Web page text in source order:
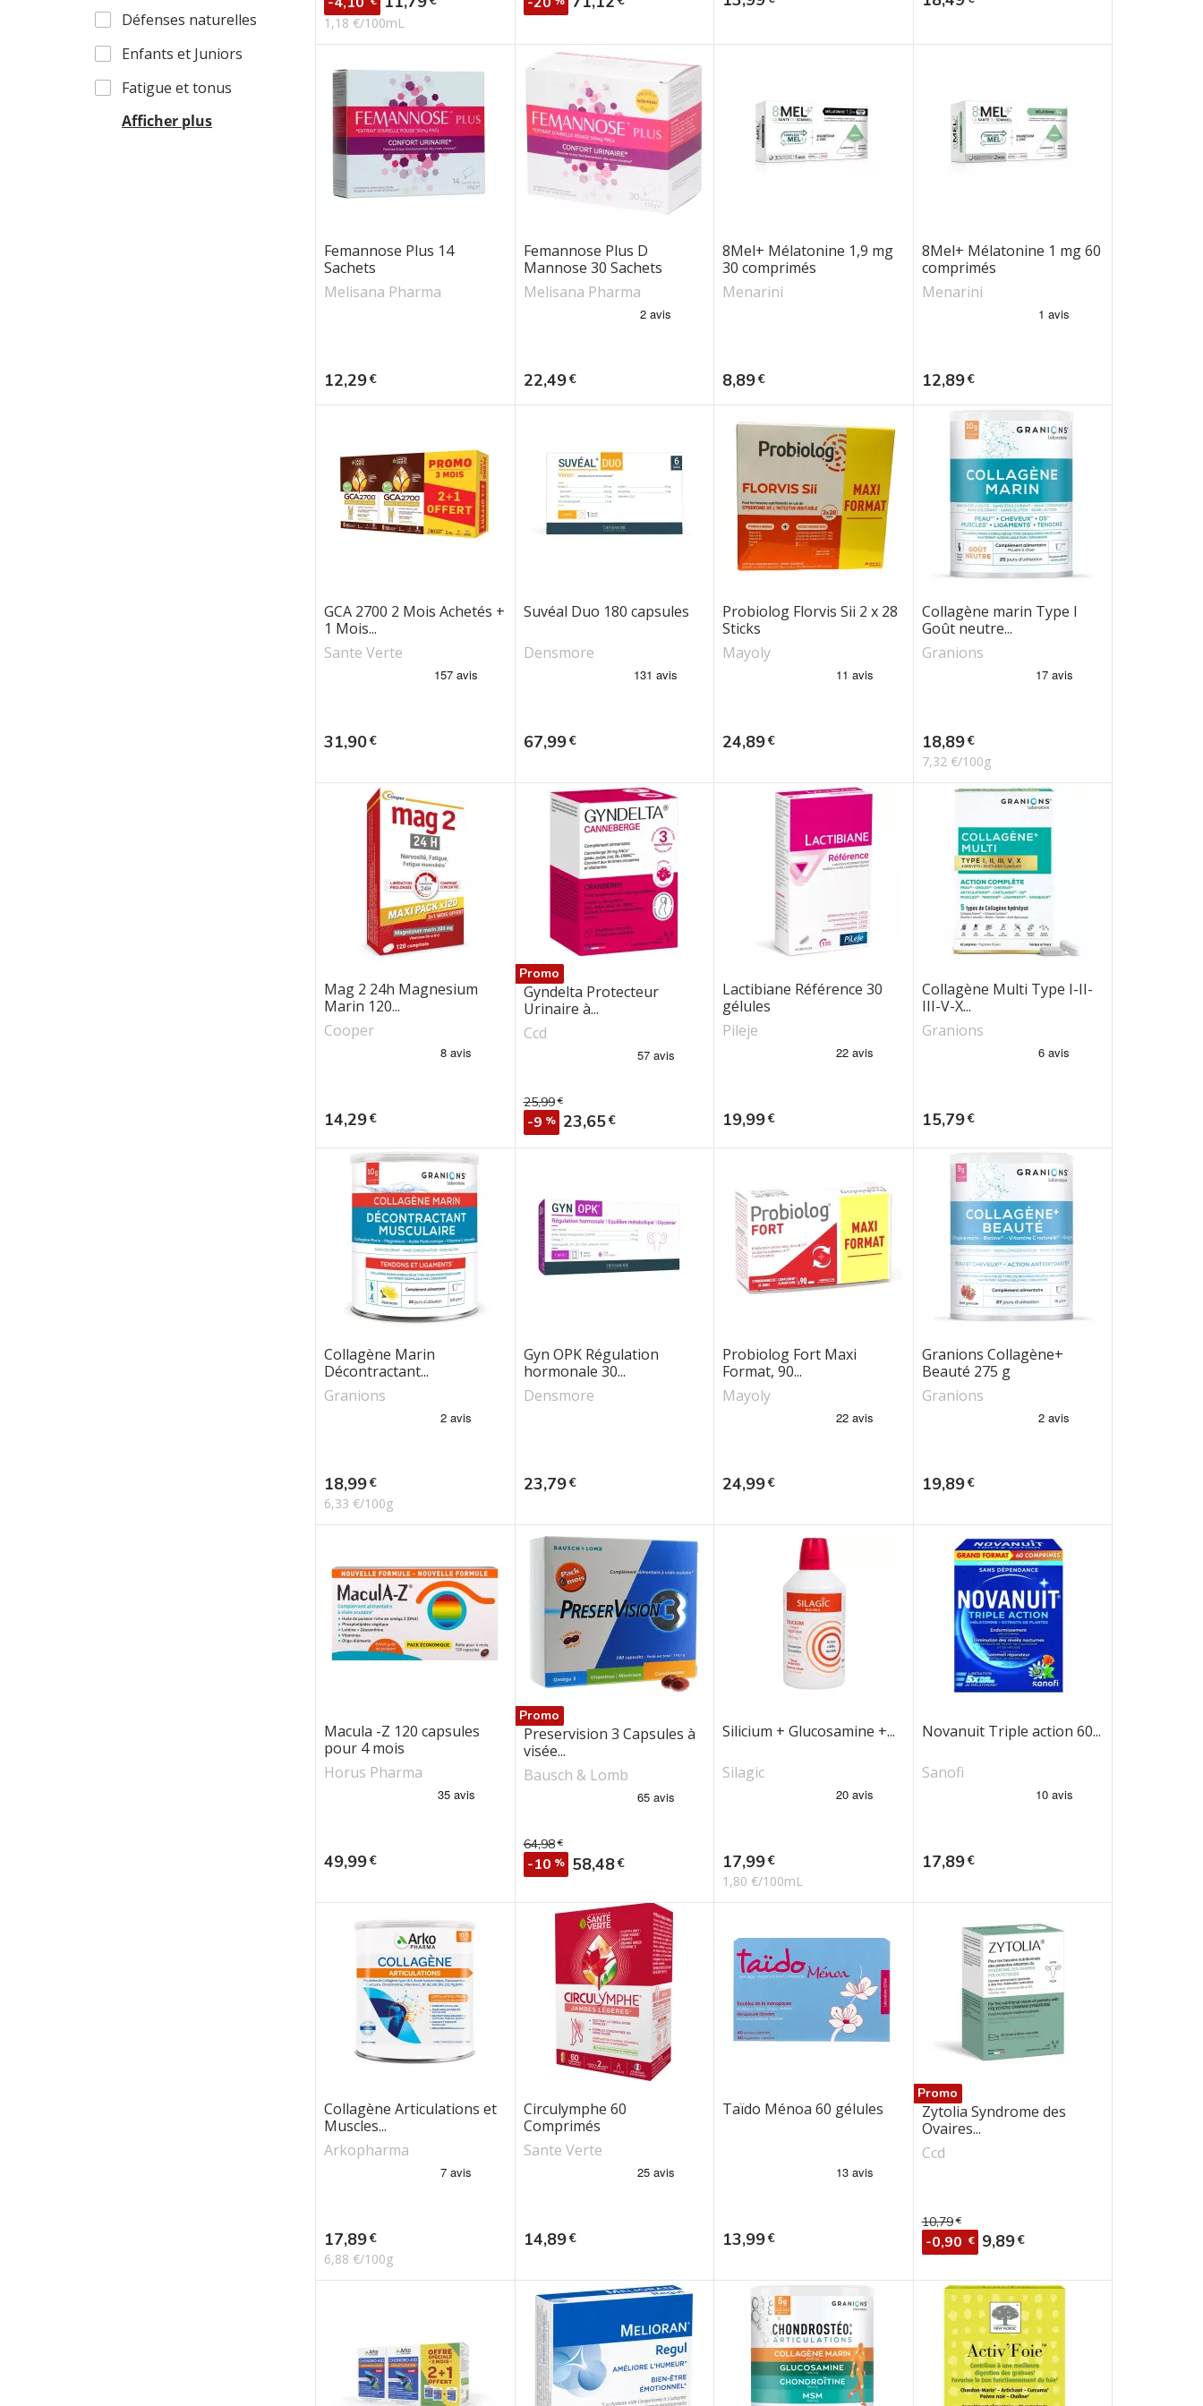
Défenses naturelles
Enfants et Juniors
Fatigue et tonus
Perte de poids
Soins spécifiques peaux et yeux
Sommeil et stress
Afficher plus
1,18 €/100mL
Femannose Plus 14
Sachets
Melisana Pharma
Prix
12,29€
Femannose Plus D
Mannose 30 Sachets
Melisana Pharma
Prix
22,49€
8Mel+ Mélatonine 1,9 mg
30 comprimés
Menarini
Prix
8,89€
8Mel+ Mélatonine 1 mg 60
comprimés
Menarini
Prix
12,89€
GCA 2700 2 Mois Achetés +
1 Mois...
Sante Verte
Prix
31,90€
Suvéal Duo 180 capsules
Densmore
Prix
67,99€
Probiolog Florvis Sii 2 x 28
Sticks
Mayoly
Prix
24,89€
Collagène marin Type I
Goût neutre...
Granions
Prix
18,89€
7,32 €/100g
Mag 2 24h Magnesium
Marin 120...
Cooper
Prix
14,29€
Promo
Gyndelta Protecteur
Urinaire à...
Ccd
Prix de base
25,99 €
-9 % Prix
23,65€
Lactibiane Référence 30
gélules
Pileje
Prix
19,99€
Collagène Multi Type I-II-
III-V-X...
Granions
Prix
15,79€
Collagène Marin
Décontractant...
Granions
Prix
18,99€
6,33 €/100g
Gyn OPK Régulation
hormonale 30...
Densmore
Prix
23,79€
Probiolog Fort Maxi
Format, 90...
Mayoly
Prix
24,99€
Granions Collagène+
Beauté 275 g
Granions
Prix
19,89€
Macula -Z 120 capsules
pour 4 mois
Horus Pharma
Prix
49,99€
Promo
Preservision 3 Capsules à
visée...
Bausch & Lomb
Prix de base
64,98 €
-10 % Prix
58,48€
Silicium + Glucosamine +...
Silagic
Prix
17,99€
1,80 €/100mL
Novanuit Triple action 60...
Sanofi
Prix
17,89€
Collagène Articulations et
Muscles...
Arkopharma
Prix
17,89€
6,88 €/100g
Circulymphe 60
Comprimés
Sante Verte
Prix
14,89€
Taïdo Ménoa 60 gélules
Prix
13,99€
Promo
Zytolia Syndrome des
Ovaires...
Ccd
Prix de base
10,79 €
-0,90 € Prix
9,89€